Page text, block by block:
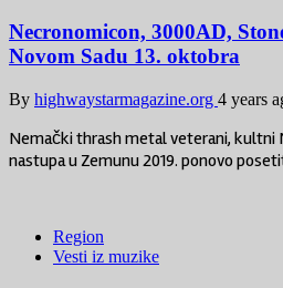
Necronomicon, 3000AD,
Novom Sadu 13. oktobra
By highwaystarmagazine.org 4 years
Nemački thrash metal veterani, kultni
nastupa u Zemunu 2019. ponovo
Region
Vesti iz muzike